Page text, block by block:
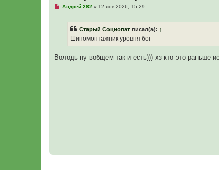
Н
а
н
Андрей 282 » 12 янв 2026, 15:29
Старый Социопат писал(а): ↑
Шиномонтажник уровня бог
Володь ну вобщем так и есть))) хз кто это раньше